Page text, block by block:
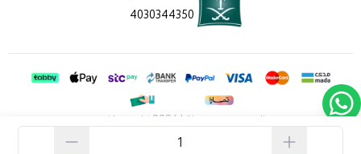
4030344350
الحقوق محفوظة | 2026 كاربون فايبر